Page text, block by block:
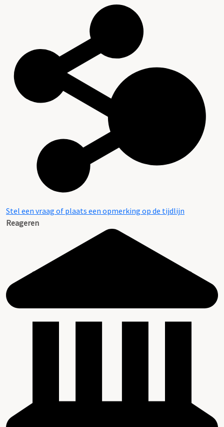
Stel een vraag of plaats een opmerking op de tijdlijn
Reageren